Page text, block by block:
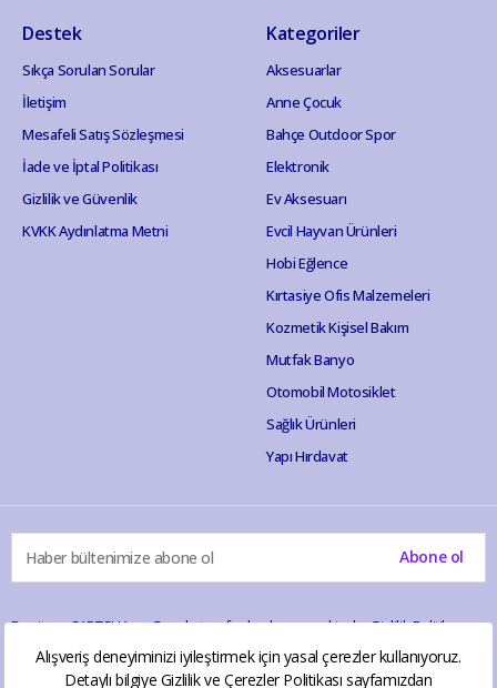
Alışveriş deneyiminizi iyileştirmek için yasal çerezler kullanıyoruz.
Detaylı bilgiye Gizlilik ve Çerezler Politikasısayfamızdan
Destek
Sıkça Sorulan Sorular
İletişim
Mesafeli Satış Sözleşmesi
İade ve İptal Politikası
Gizlilik ve Güvenlik
KVKK Aydınlatma Metni
Kategoriler
Aksesuarlar
Anne Çocuk
Bahçe Outdoor Spor
Elektronik
Ev Aksesuarı
Evcil Hayvan Ürünleri
Hobi Eğlence
Kırtasiye Ofis Malzemeleri
Kozmetik Kişisel Bakım
Mutfak Banyo
Otomobil Motosiklet
Sağlık Ürünleri
Yapı Hırdavat
Abone ol
Bu site reCAPTCHA ve Google tarafından korunmaktadır.Gizlilik Politikası
Hizmet Şartları geçerlidir.